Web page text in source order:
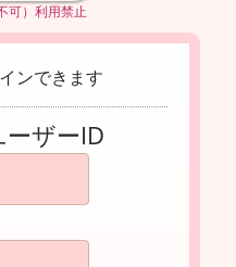
可）利用禁止
ンできます
ザーID